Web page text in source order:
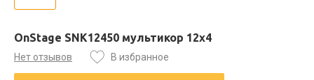
OnStage SNK12450 мультикор 12х4
Нет отзывов В избранное